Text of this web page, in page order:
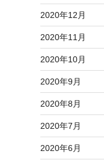
2020年12月
2020年11月
2020年10月
2020年9月
2020年8月
2020年7月
2020年6月